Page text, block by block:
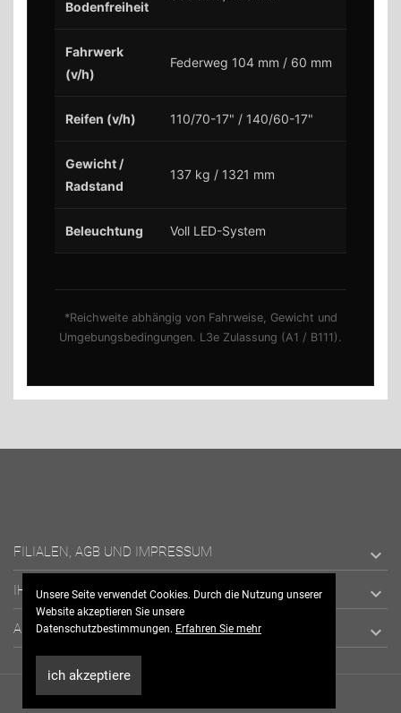
Unsere Seite verwendet Cookies. Durch die Nutzung unserer
Website akzeptieren Sie unsere
Datenschutzbestimmungen. Erfahren Sie mehr
ich akzeptiere
Bodenfreiheit
Fahrwerk
(v/h)
Federweg 104 mm / 60 mm
Reifen (v/h) 110/70-17" / 140/60-17"
Gewicht /
Radstand
137 kg / 1321 mm
Beleuchtung Voll LED-System
*Reichweite abhängig von Fahrweise, Gewicht und
Umgebungsbedingungen. L3e Zulassung (A1 / B111).
FILIALEN, AGB UND IMPRESSUM 
IHR KONTO 
ANSCHRIFT / KONTAKT 